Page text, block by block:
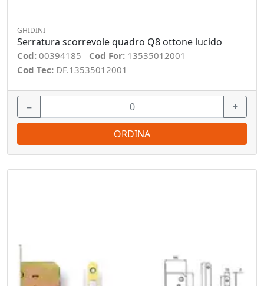
GHIDINI
Serratura scorrevole quadro Q8 ottone lucido
Cod: 00394185 Cod For: 13535012001
Cod Tec: DF.13535012001
− +
ORDINA